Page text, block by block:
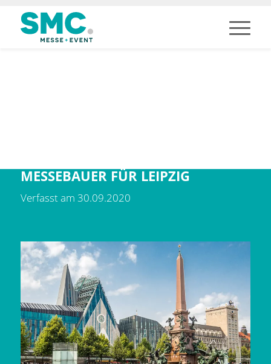
MESSEBAUER FÜR LEIPZIG
Verfasst am 30.09.2020